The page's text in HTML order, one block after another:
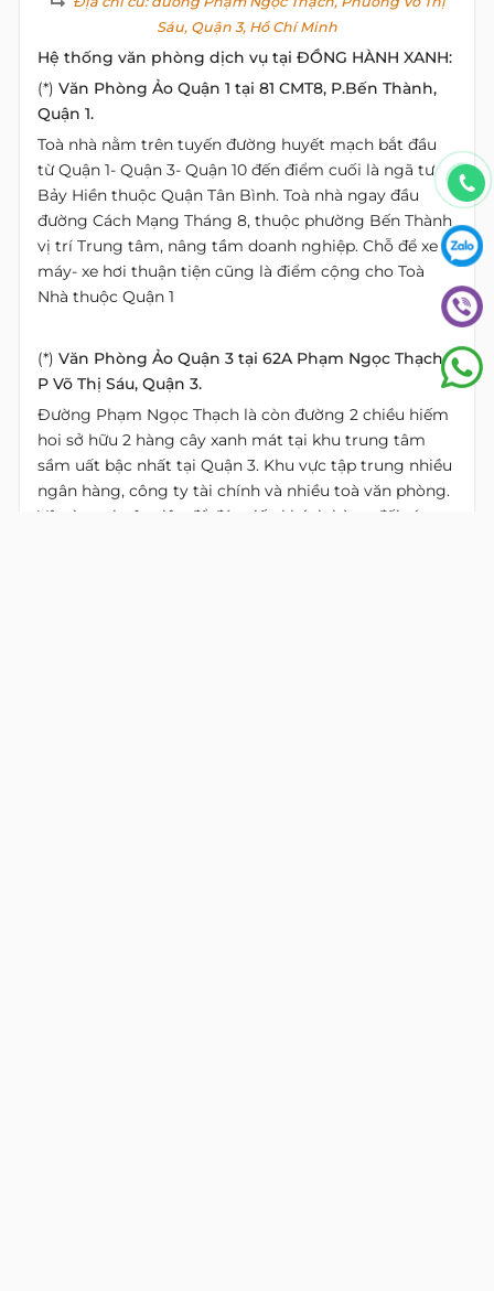
Sáu, Quận 3, Hồ Chí Minh
Hệ thống văn phòng dịch vụ tại ĐỒNG HÀNH XANH:
(*) Văn Phòng Ảo Quận 1 tại 81 CMT8, P.Bến Thành,
Quận 1.
Toà nhà nằm trên tuyến đường huyết mạch bắt đầu
từ Quận 1- Quận 3- Quận 10 đến điểm cuối là ngã tư
Bảy Hiền thuộc Quận Tân Bình. Toà nhà ngay đầu
đường Cách Mạng Tháng 8, thuộc phường Bến Thành
vị trí Trung tâm, nâng tầm doanh nghiệp. Chỗ để xe
máy- xe hơi thuận tiện cũng là điểm cộng cho Toà
Nhà thuộc Quận 1
(*) Văn Phòng Ảo Quận 3 tại 62A Phạm Ngọc Thạch,
P Võ Thị Sáu, Quận 3.
Đường Phạm Ngọc Thạch là còn đường 2 chiều hiếm
hoi sở hữu 2 hàng cây xanh mát tại khu trung tâm
sầm uất bậc nhất tại Quận 3. Khu vực tập trung nhiều
ngân hàng, công ty tài chính và nhiều toà văn phòng.
Vô cùng thuận tiện để đón tiếp khách hàng đối tác.